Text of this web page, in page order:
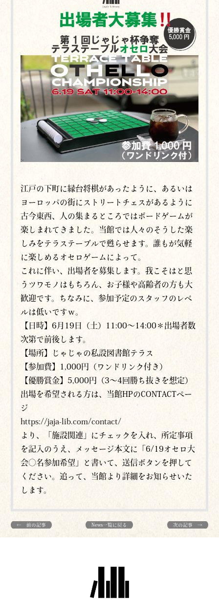
江戸の下町に縁台将棋があったように、あるいは
ヨーロッパの街にストリートチェスがあるように
古今東西、人の集まるところではボードゲームが
楽しまれてきました。当館では人々のそうした楽
しみをテラステーブルで甦らせます。誰もが気軽
に楽しめるオセロゲームによって。
これに伴い、出場者を募集します。我こそはと思
うツワモノはもちろん、お子様や高齢者の方も大
歓迎です。ちなみに、参加予定のスタッフのレベ
ルは低いですｗ。
【日時】6月19日（土）11:00～14:00＊出場者数
次第で前後します。
【場所】じゃじゃの私設図書館テラス
【参加費】1,000円（ワンドリンク付き）
【優勝賞金】5,000円（3～4回勝ち抜きを想定）
出場を希望される方は、当館HPのCONTACTペー
ジ
https://jaja-lib.com/contact/
より、「施設関連」にチェックを入れ、所定事項
を記入のうえ、メッセージ本文に「6/19オセロ大
会〇名参加希望」と書いて、送信ボタンを押して
ください。追って、当館より詳細をお知らせいた
します。
← 前の記事 News一覧に戻る 次の記事 →